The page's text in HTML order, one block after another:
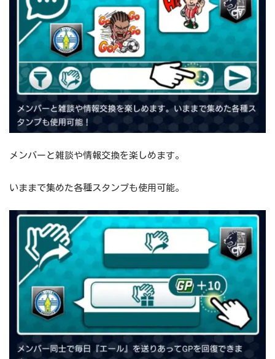
メンバーと雑談や情報交換を楽しめます。
いままで集めた各種スタンプも使用可能。